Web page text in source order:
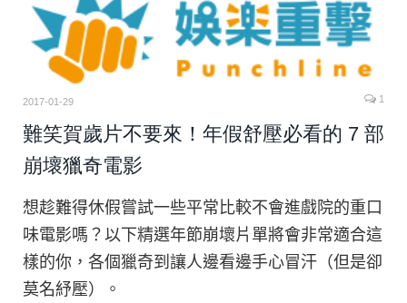
2017-01-29 1
難笑賀歲片不要來！年假舒壓必看的 7 部
崩壞獵奇電影
想趁難得休假嘗試一些平常比較不會進戲院的重口
味電影嗎？以下精選年節崩壞片單將會非常適合這
樣的你，各個獵奇到讓人邊看邊手心冒汗（但是卻
莫名紓壓）。